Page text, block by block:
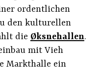
ordentlichen
den kulturellen
die Øksnehallen.
mit Vieh
Markthalle ein